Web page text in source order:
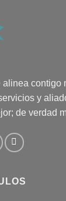
alinea contigo
y
de verdad